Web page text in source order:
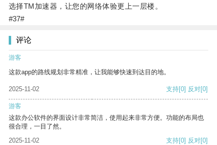
选择TM加速器，让您的网络体验更上一层楼。
#37#
评论
游客
这款app的路线规划非常精准，让我能够快速到达目的地。
2025-11-02 支持[0] 反对[0]
游客
这款办公软件的界面设计非常简洁，使用起来非常方便。功能的布局也
很合理，一目了然。
2025-11-02
支持[0] 反对[0]